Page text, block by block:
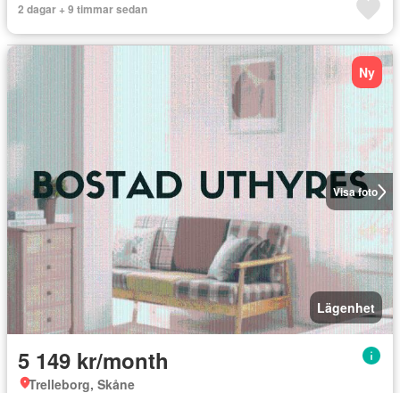
2 dagar + 9 timmar sedan
Visa foto
Ny
Lägenhet
5 149 kr/month
Trelleborg, Skåne